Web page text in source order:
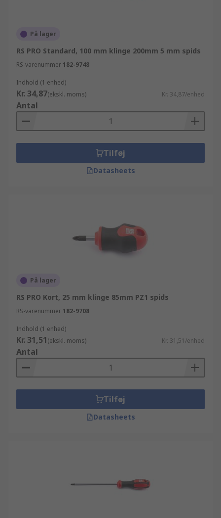
På lager
RS PRO Standard, 100 mm klinge 200mm 5 mm spids
RS-varenummer 182-9748
Indhold (1 enhed)
Kr. 34,87(ekskl. moms) Kr. 34,87/enhed
Antal
Tilføj
Datasheets
På lager
RS PRO Kort, 25 mm klinge 85mm PZ1 spids
RS-varenummer 182-9708
Indhold (1 enhed)
Kr. 31,51(ekskl. moms) Kr. 31,51/enhed
Antal
Tilføj
Datasheets